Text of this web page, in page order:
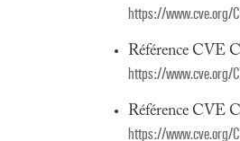
https://www.cve.org/
Référence CVE
https://www.cve.org/
Référence CVE
https://www.cve.org/